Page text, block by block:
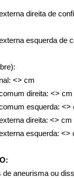
direita de
esquerda de
<> cm
direita: <> cm
esquerda: <>
direita: <> cm
esquerda: <>
de aneurisma ou